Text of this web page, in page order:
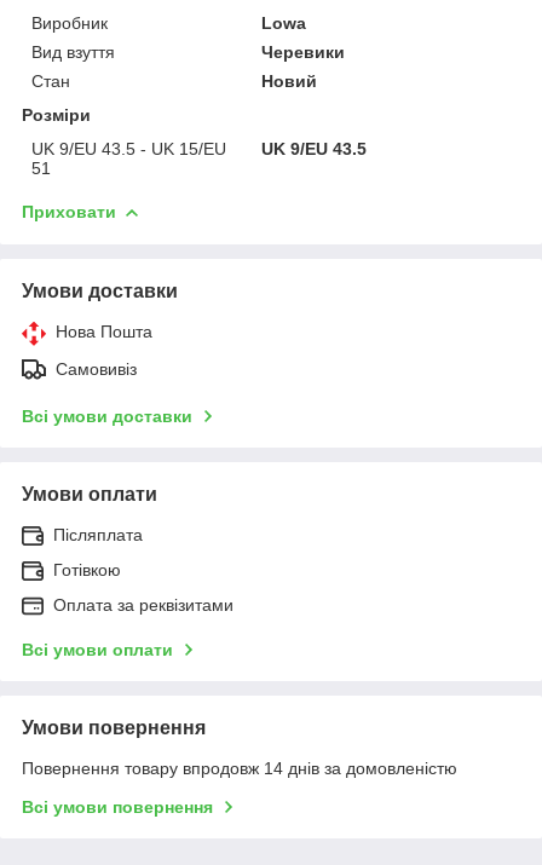
Виробник
Lowa
Вид взуття
Черевики
Стан
Новий
Розміри
UK 9/EU 43.5 - UK 15/EU
51
UK 9/EU 43.5
Приховати
Умови доставки
Нова Пошта
Самовивіз
Всі умови доставки
Умови оплати
Післяплата
Готівкою
Оплата за реквізитами
Всі умови оплати
Умови повернення
Повернення товару впродовж 14 днів за домовленістю
Всі умови повернення